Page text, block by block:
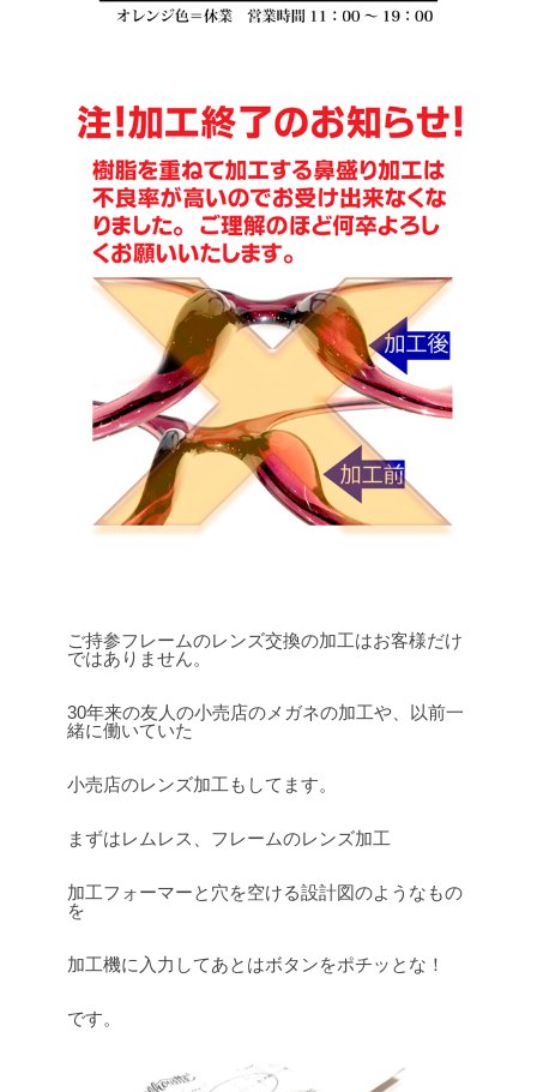
ご持参フレームのレンズ交換の加工はお客様だけ
ではありません。
30年来の友人の小売店のメガネの加工や、以前一
緒に働いていた
小売店のレンズ加工もしてます。
まずはレムレス、フレームのレンズ加工
加工フォーマーと穴を空ける設計図のようなもの
を
加工機に入力してあとはボタンをポチッとな！
です。